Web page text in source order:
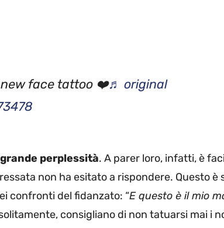
new face tattoo ❤️♬ original
perplessità. A parer loro, infatti, è
non ha esitato a rispondere. Questo è
confronti del fidanzato: “E questo è il mio
consigliano di non tatuarsi mai i